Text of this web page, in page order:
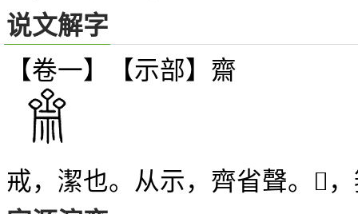
说文解字
【卷一】【示部】 齋
戒，潔也。从示，齊省聲。 𪗒